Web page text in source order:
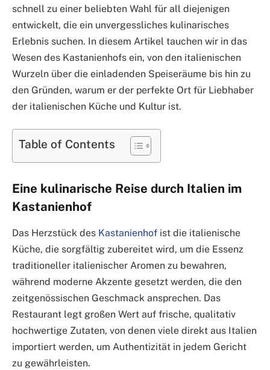
schnell zu einer beliebten Wahl für all diejenigen
entwickelt, die ein unvergessliches kulinarisches
Erlebnis suchen. In diesem Artikel tauchen wir in das
Wesen des Kastanienhofs ein, von den italienischen
Wurzeln über die einladenden Speiseräume bis hin zu
den Gründen, warum er der perfekte Ort für Liebhaber
der italienischen Küche und Kultur ist.
Table of Contents
Eine kulinarische Reise durch Italien im
Kastanienhof
Das Herzstück des Kastanienhof ist die italienische
Küche, die sorgfältig zubereitet wird, um die Essenz
traditioneller italienischer Aromen zu bewahren,
während moderne Akzente gesetzt werden, die den
zeitgenössischen Geschmack ansprechen. Das
Restaurant legt großen Wert auf frische, qualitativ
hochwertige Zutaten, von denen viele direkt aus Italien
importiert werden, um Authentizität in jedem Gericht
zu gewährleisten.